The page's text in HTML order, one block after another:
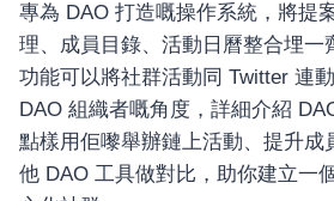
專為 DAO 打造嘅操作系統，將提
理、成員目錄、活動日曆整合埋一
功能可以將社群活動同 Twitter 連
DAO 組織者嘅角度，詳細介紹
點樣用佢嚟舉辦鏈上活動、提升成
他 DAO 工具做對比，助你建立一